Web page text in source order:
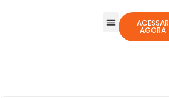
ACESSAR
AGORA